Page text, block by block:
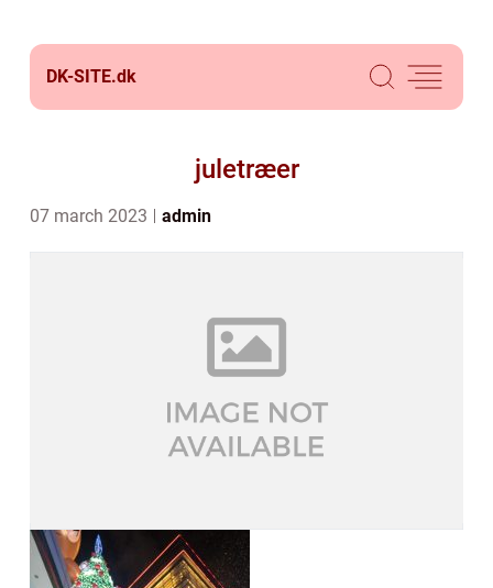
DK-SITE.dk
juletræer
07 march 2023 admin